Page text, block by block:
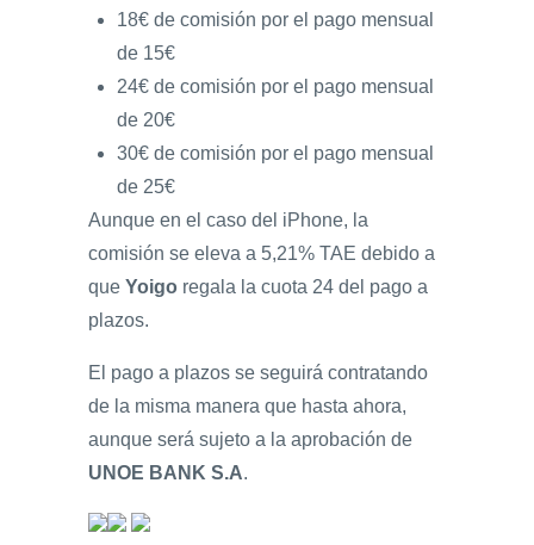
18€ de comisión por el pago mensual
de 15€
24€ de comisión por el pago mensual
de 20€
30€ de comisión por el pago mensual
de 25€
Aunque en el caso del iPhone, la
comisión se eleva a 5,21% TAE debido a
que Yoigo regala la cuota 24 del pago a
plazos.
El pago a plazos se seguirá contratando
de la misma manera que hasta ahora,
aunque será sujeto a la aprobación de
UNOE BANK S.A.